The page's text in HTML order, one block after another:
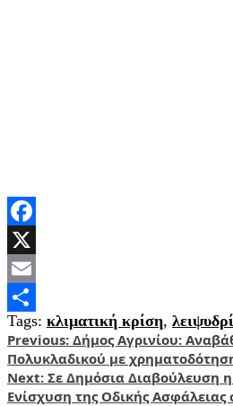
Facebook
X
Email
Share
Tags: κλιματική κρίση,
Post
navigation
Previous: Δήμος Αγρινίου:
Πολυκλαδικού με
Next: Σε Δημόσια Διαβούλευση
Ενίσχυση της Οδικής